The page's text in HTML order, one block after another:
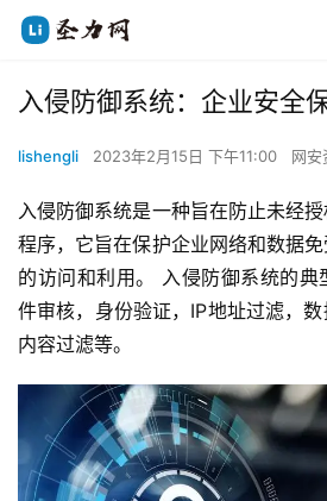
入侵防御系统：企业安全
lishengli 2023年2月15日 下午11:00 网安
入侵防御系统是一种旨在防止未经
程序，它旨在保护企业网络和数据
的访问和利用。 入侵防御系统的
件审核，身份验证，IP地址过滤，数
内容过滤等。